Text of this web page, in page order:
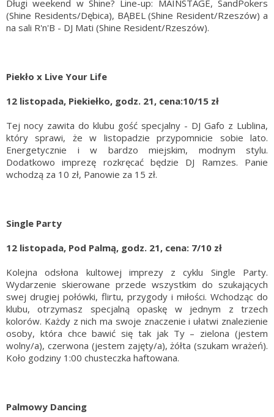
Długi weekend w Shine? Line-up: MAINSTAGE, SandPokers
(Shine Residents/Dębica), BĄBEL (Shine Resident/Rzeszów) a
na sali R'n'B - DJ Mati (Shine Resident/Rzeszów).
Piekło x Live Your Life
12 listopada, Piekiełko, godz. 21, cena:10/15 zł
Tej nocy zawita do klubu gość specjalny - DJ Gafo z Lublina,
który sprawi, że w listopadzie przypomnicie sobie lato.
Energetycznie i w bardzo miejskim, modnym stylu.
Dodatkowo imprezę rozkręcać będzie DJ Ramzes. Panie
wchodzą za 10 zł, Panowie za 15 zł.
Single Party
12 listopada, Pod Palmą, godz. 21, cena: 7/10 zł
Kolejna odsłona kultowej imprezy z cyklu Single Party.
Wydarzenie skierowane przede wszystkim do szukających
swej drugiej połówki, flirtu, przygody i miłości. Wchodząc do
klubu, otrzymasz specjalną opaskę w jednym z trzech
kolorów. Każdy z nich ma swoje znaczenie i ułatwi znalezienie
osoby, która chce bawić się tak jak Ty – zielona (jestem
wolny/a), czerwona (jestem zajęty/a), żółta (szukam wrażeń).
Koło godziny 1:00 chusteczka haftowana.
Palmowy Dancing